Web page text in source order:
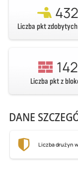
432
Liczba pkt
142
Liczba pkt z
DANE
Liczba drużyn